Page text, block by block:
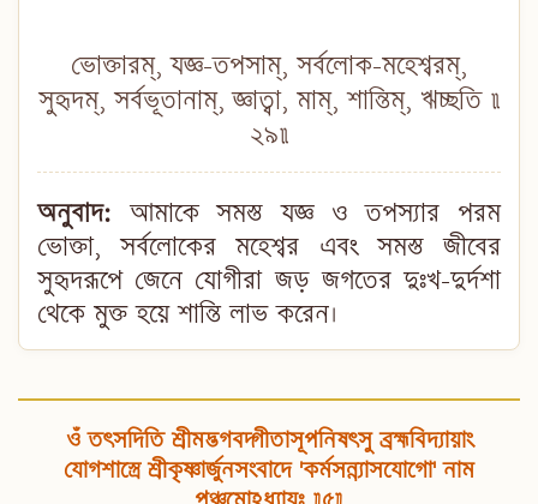
ভোক্তারম্, যজ্ঞ-তপসাম্, সর্বলোক-মহেশ্বরম্,
সুহৃদম্, সর্বভূতানাম্, জ্ঞাত্বা, মাম্, শান্তিম্, ঋচ্ছতি ॥
২৯॥
অনুবাদ: আমাকে সমস্ত যজ্ঞ ও তপস্যার পরম
ভোক্তা, সর্বলোকের মহেশ্বর এবং সমস্ত জীবের
সুহৃদরূপে জেনে যোগীরা জড় জগতের দুঃখ-দুর্দশা
থেকে মুক্ত হয়ে শান্তি লাভ করেন।
ওঁ তৎসদিতি শ্রীমদ্ভগবদ্গীতাসূপনিষৎসু ব্রহ্মবিদ্যায়াং
যোগশাস্ত্রে শ্রীকৃষ্ণার্জুনসংবাদে 'কর্মসন্ন্যাসযোগো' নাম